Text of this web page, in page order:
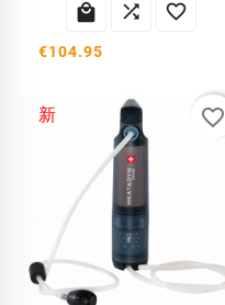
  
€104.95
新 favorite_border